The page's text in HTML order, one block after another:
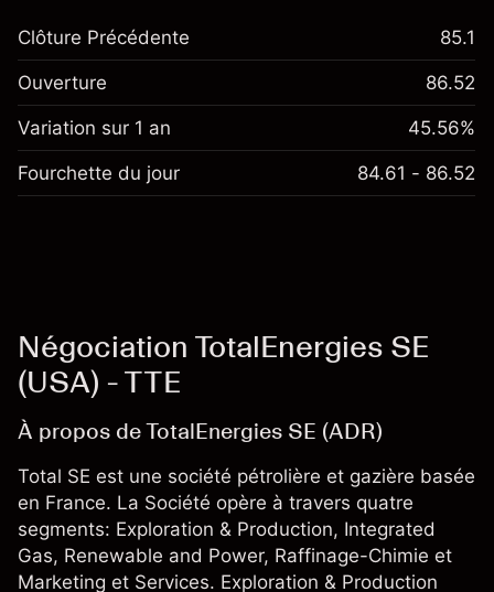
Clôture Précédente 85.1
Ouverture 86.52
Variation sur 1 an 45.56%
Fourchette du jour 84.61 - 86.52
Négociation TotalEnergies SE
(USA) - TTE
À propos de TotalEnergies SE (ADR)
Total SE est une société pétrolière et gazière basée
en France. La Société opère à travers quatre
segments: Exploration & Production, Integrated
Gas, Renewable and Power, Raffinage-Chimie et
Marketing et Services. Exploration & Production